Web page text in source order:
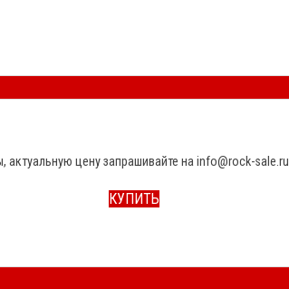
цену запрашивайте на info@rock-sale.ru
КУПИТЬ